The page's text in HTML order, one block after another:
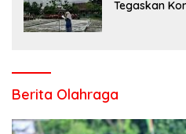
Tegaskan
Berita Olahraga